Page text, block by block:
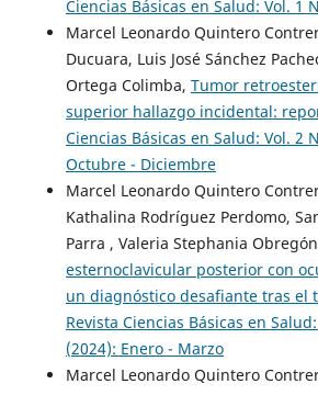
Ciencias Básicas en Salud: Vol. 1
Marcel Leonardo Quintero
Ducuara, Luis José Sánchez
Ortega Colimba, Tumor
superior hallazgo incidental:
Ciencias Básicas en Salud: Vol. 2
Octubre - Diciembre
Marcel Leonardo Quintero
Kathalina Rodríguez Perdomo,
Parra , Valeria Stephania
esternoclavicular posterior con
un diagnóstico desafiante tras el
Revista Ciencias Básicas en
(2024): Enero - Marzo
Marcel Leonardo Quintero